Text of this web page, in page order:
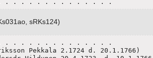
. . . . . . . . . . . . . .
sRKs124)
. . . . . . . . . . . . . .
Pekkala 2.1724 d. 20.1.1766)